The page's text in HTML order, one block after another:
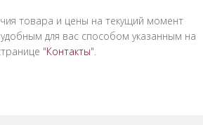
товара и цены на текущий момент
для вас способом указанным на
"Контакты".